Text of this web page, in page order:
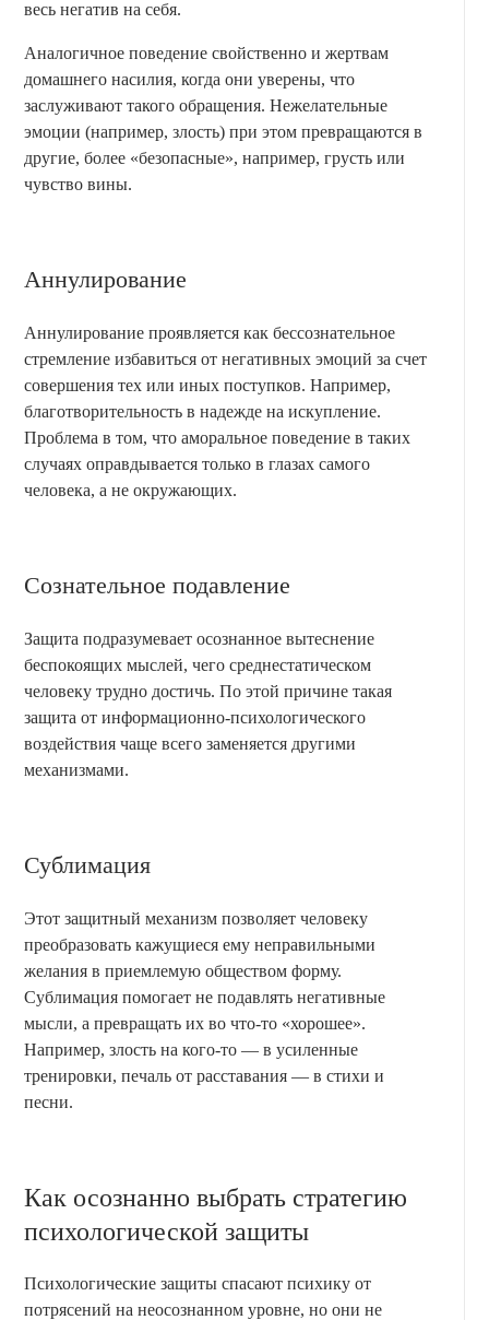
весь негатив на себя.
Аналогичное поведение свойственно и жертвам
домашнего насилия, когда они уверены, что
заслуживают такого обращения. Нежелательные
эмоции (например, злость) при этом превращаются в
другие, более «безопасные», например, грусть или
чувство вины.
Аннулирование
Аннулирование проявляется как бессознательное
стремление избавиться от негативных эмоций за счет
совершения тех или иных поступков. Например,
благотворительность в надежде на искупление.
Проблема в том, что аморальное поведение в таких
случаях оправдывается только в глазах самого
человека, а не окружающих.
Сознательное подавление
Защита подразумевает осознанное вытеснение
беспокоящих мыслей, чего среднестатическом
человеку трудно достичь. По этой причине такая
защита от информационно-психологического
воздействия чаще всего заменяется другими
механизмами.
Сублимация
Этот защитный механизм позволяет человеку
преобразовать кажущиеся ему неправильными
желания в приемлемую обществом форму.
Сублимация помогает не подавлять негативные
мысли, а превращать их во что-то «хорошее».
Например, злость на кого-то — в усиленные
тренировки, печаль от расставания — в стихи и
песни.
Как осознанно выбрать стратегию
психологической защиты
Психологические защиты спасают психику от
потрясений на неосознанном уровне, но они не